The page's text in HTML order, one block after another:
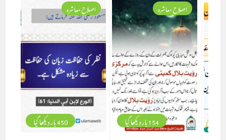
154 بار دیکھا گیا
اصلاح معاشرہ
450 بار دیکھا گیا
اصلاح معاشرہ